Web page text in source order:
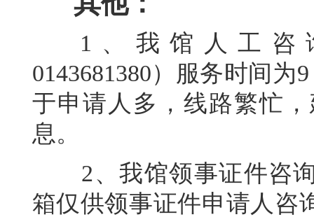
1、我馆人工咨询电
0143681380）服务时间为
于申请人多，线路繁忙
息。
2、我馆领事证件咨询
箱仅供领事证件申请人咨